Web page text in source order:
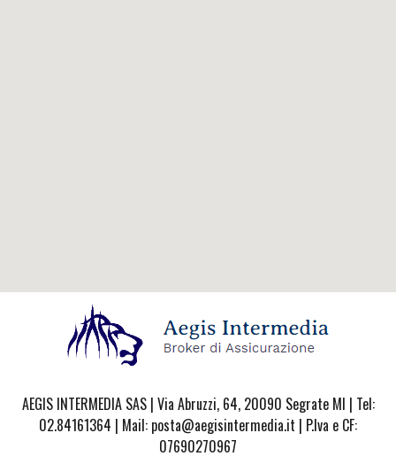
AEGIS INTERMEDIA SAS | Via Abruzzi, 64, 20090 Segrate MI | Tel:
02.84161364 | Mail: posta@aegisintermedia.it | P.Iva e CF:
07690270967